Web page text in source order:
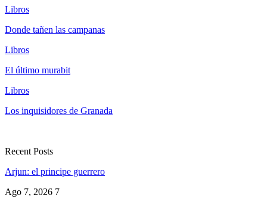
Libros
Donde tañen las campanas
Libros
El último murabit
Libros
Los inquisidores de Granada
Recent Posts
Arjun: el principe guerrero
Ago 7, 2026 7